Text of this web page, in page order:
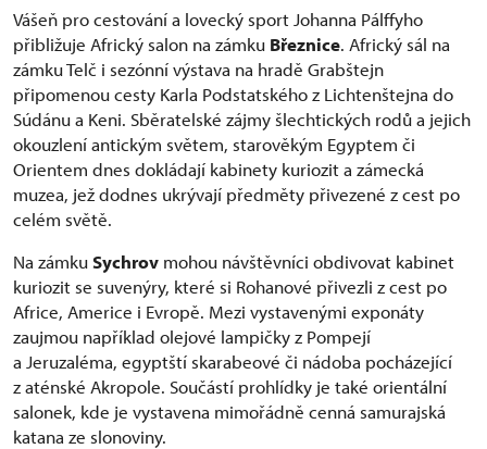
Vášeň pro cestování a lovecký sport Johanna Pálffyho
přibližuje Africký salon na zámku Březnice. Africký sál na
zámku Telč i sezónní výstava na hradě Grabštejn
připomenou cesty Karla Podstatského z Lichtenštejna do
Súdánu a Keni. Sběratelské zájmy šlechtických rodů a jejich
okouzlení antickým světem, starověkým Egyptem či
Orientem dnes dokládají kabinety kuriozit a zámecká
muzea, jež dodnes ukrývají předměty přivezené z cest po
celém světě.
Na zámkuSychrov mohou návštěvníci obdivovat kabinet
kuriozit se suvenýry, které si Rohanové přivezli z cest po
Africe, Americe i Evropě. Mezi vystavenými exponáty
zaujmou například olejové lampičky z Pompejí
a Jeruzaléma, egyptští skarabeové či nádoba pocházející
z aténské Akropole. Součástí prohlídky je také orientální
salonek, kde je vystavena mimořádně cenná samurajská
katana ze slonoviny.